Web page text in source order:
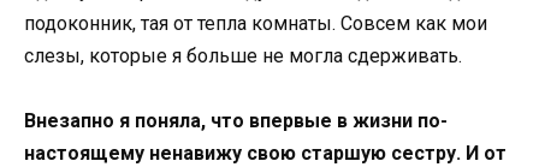
подоконник, тая от тепла комнаты. Совсем как мои
слезы, которые я больше не могла сдерживать.
Внезапно я поняла, что впервые в жизни по-
настоящему ненавижу свою старшую сестру. И от